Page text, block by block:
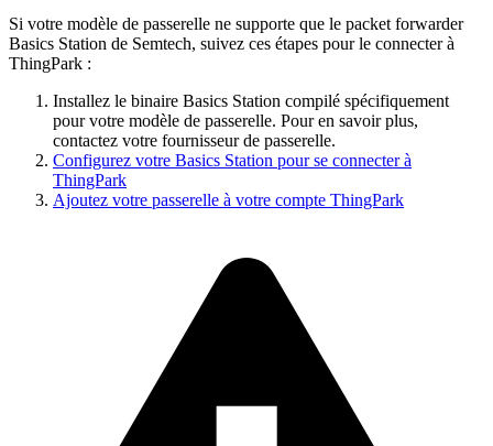
Si votre modèle de passerelle ne supporte que le packet forwarder
Basics Station de Semtech, suivez ces étapes pour le connecter à
ThingPark :
Installez le binaire Basics Station compilé spécifiquement
pour votre modèle de passerelle. Pour en savoir plus,
contactez votre fournisseur de passerelle.
Configurez votre Basics Station pour se connecter à
ThingPark
Ajoutez votre passerelle à votre compte ThingPark